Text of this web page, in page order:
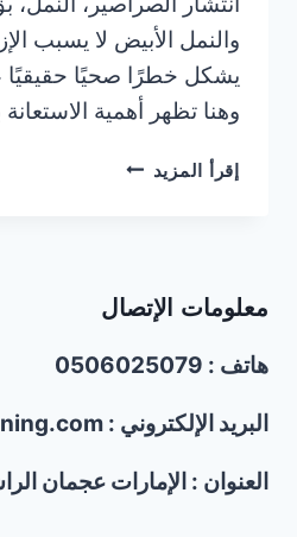
والنمل الأبيض لا يسبب
يشكل خطرًا صحيًا حقيقيًا
وهنا تظهر أهمية
إقرأ المزيد شركة
دبي
معلومات الإتصال
هاتف : 0506025079
البريد الإلكتروني : admin@kpicleaning.com
العنوان : الإمارات عجمان